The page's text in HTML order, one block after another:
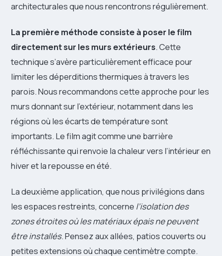
architecturales que nous rencontrons régulièrement.
La première méthode consiste à poser le film
directement sur les murs extérieurs. Cette
technique s’avère particulièrement efficace pour
limiter les déperditions thermiques à travers les
parois. Nous recommandons cette approche pour les
murs donnant sur l’extérieur, notamment dans les
régions où les écarts de température sont
importants. Le film agit comme une barrière
réfléchissante qui renvoie la chaleur vers l’intérieur en
hiver et la repousse en été.
La deuxième application, que nous privilégions dans
les espaces restreints, concerne l’isolation des
zones étroites où les matériaux épais ne peuvent
être installés. Pensez aux allées, patios couverts ou
petites extensions où chaque centimètre compte.